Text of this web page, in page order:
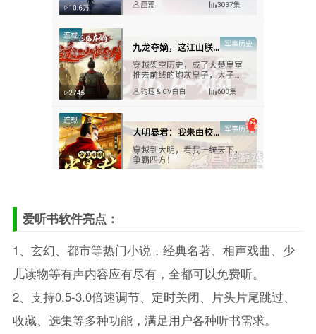
爱听书软件亮点：
1、玄幻、都市等热门小说，经典名著、相声戏曲、少
儿读物等有声内容应有尽有，全都可以免费听。
2、支持0.5-3.0倍速调节、定时关闭、片头片尾跳过、
收藏、选集等多种功能，满足用户各种听书需求。